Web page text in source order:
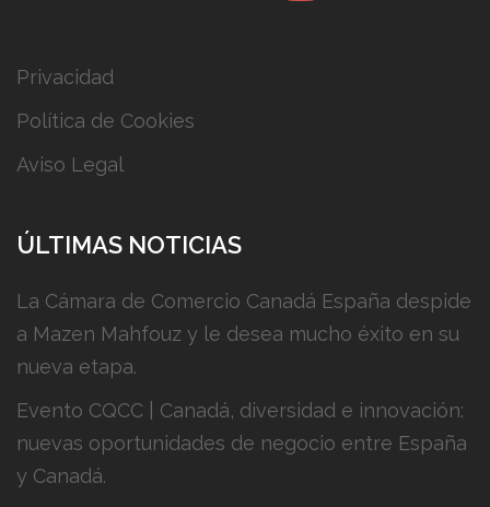
Privacidad
Política de Cookies
Aviso Legal
ÚLTIMAS NOTICIAS
La Cámara de Comercio Canadá España despide
a Mazen Mahfouz y le desea mucho éxito en su
nueva etapa.
Evento CQCC | Canadá, diversidad e innovación:
nuevas oportunidades de negocio entre España
y Canadá.